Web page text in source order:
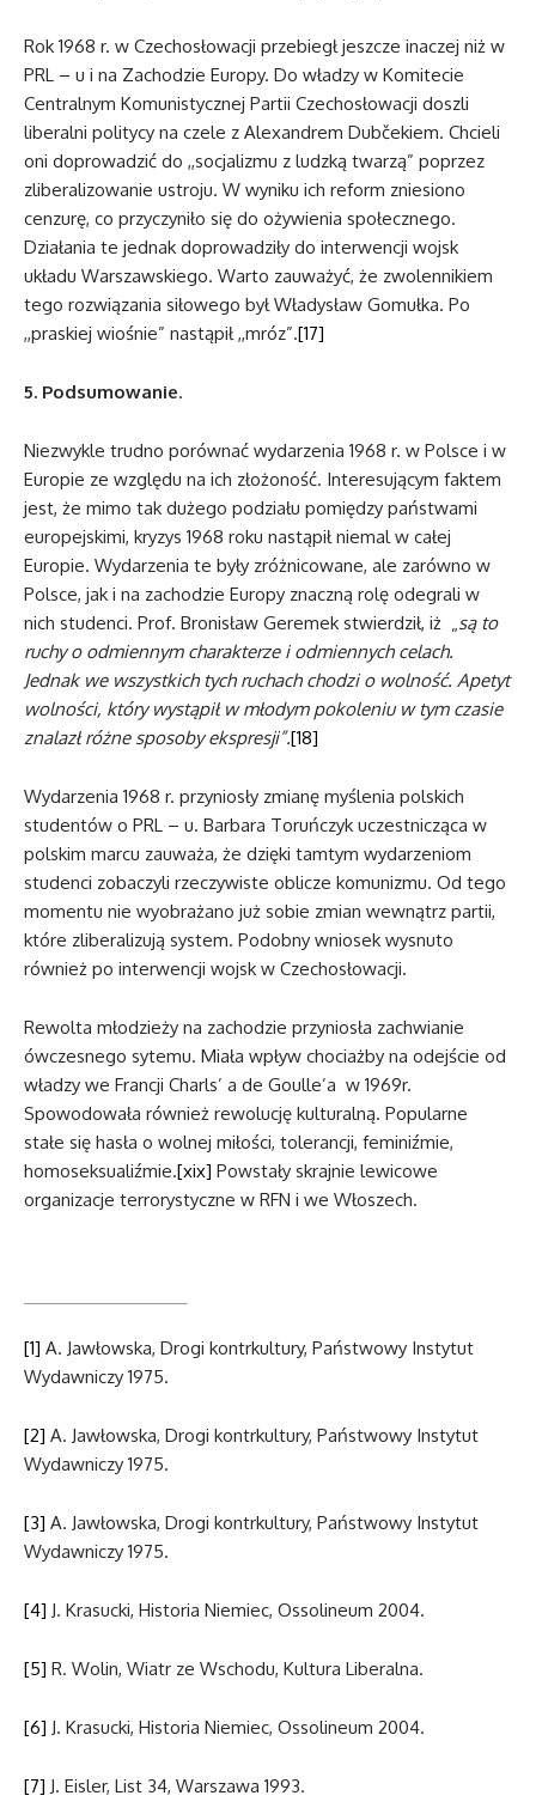
Rok 1968 r. w Czechosłowacji przebiegł jeszcze inaczej niż w
PRL – u i na Zachodzie Europy. Do władzy w Komitecie
Centralnym Komunistycznej Partii Czechosłowacji doszli
liberalni politycy na czele z Alexandrem Dubčekiem. Chcieli
oni doprowadzić do ,,socjalizmu z ludzką twarzą” poprzez
zliberalizowanie ustroju. W wyniku ich reform zniesiono
cenzurę, co przyczyniło się do ożywienia społecznego.
Działania te jednak doprowadziły do interwencji wojsk
układu Warszawskiego. Warto zauważyć, że zwolennikiem
tego rozwiązania siłowego był Władysław Gomułka. Po
,,praskiej wiośnie” nastąpił ,,mróz”.[17]
5. Podsumowanie.
Niezwykle trudno porównać wydarzenia 1968 r. w Polsce i w
Europie ze względu na ich złożoność. Interesującym faktem
jest, że mimo tak dużego podziału pomiędzy państwami
europejskimi, kryzys 1968 roku nastąpił niemal w całej
Europie. Wydarzenia te były zróżnicowane, ale zarówno w
Polsce, jak i na zachodzie Europy znaczną rolę odegrali w
nich studenci. Prof. Bronisław Geremek stwierdził, iż „ są to
ruchy o odmiennym charakterze i odmiennych celach.
Jednak we wszystkich tych ruchach chodzi o wolność. Apetyt
wolności, który wystąpił w młodym pokoleniu w tym czasie
znalazł różne sposoby ekspresji”.[18]
Wydarzenia 1968 r. przyniosły zmianę myślenia polskich
studentów o PRL – u. Barbara Toruńczyk uczestnicząca w
polskim marcu zauważa, że dzięki tamtym wydarzeniom
studenci zobaczyli rzeczywiste oblicze komunizmu. Od tego
momentu nie wyobrażano już sobie zmian wewnątrz partii,
które zliberalizują system. Podobny wniosek wysnuto
również po interwencji wojsk w Czechosłowacji.
Rewolta młodzieży na zachodzie przyniosła zachwianie
ówczesnego sytemu. Miała wpływ chociażby na odejście od
władzy we Francji Charls’ a de Goulle’a w 1969r.
Spowodowała również rewolucję kulturalną. Popularne
stałe się hasła o wolnej miłości, tolerancji, feminiźmie,
homoseksualiźmie.[xix] Powstały skrajnie lewicowe
organizacje terrorystyczne w RFN i we Włoszech.
[1] A. Jawłowska, Drogi kontrkultury, Państwowy Instytut
Wydawniczy 1975.
[2] A. Jawłowska, Drogi kontrkultury, Państwowy Instytut
Wydawniczy 1975.
[3] A. Jawłowska, Drogi kontrkultury, Państwowy Instytut
Wydawniczy 1975.
[4] J. Krasucki, Historia Niemiec, Ossolineum 2004.
[5] R. Wolin, Wiatr ze Wschodu, Kultura Liberalna.
[6] J. Krasucki, Historia Niemiec, Ossolineum 2004.
[7] J. Eisler, List 34, Warszawa 1993.